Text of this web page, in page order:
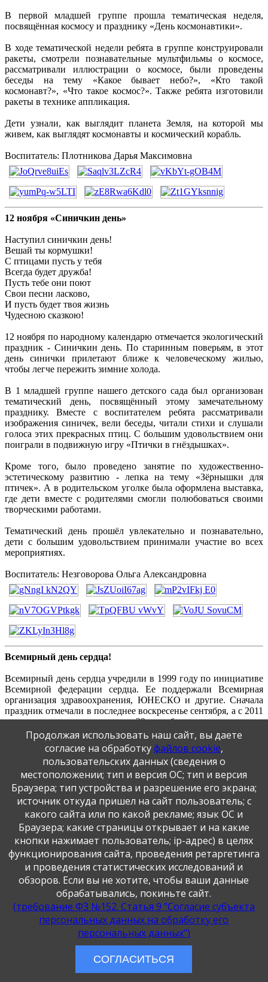
В первой младшей группе прошла тематическая неделя,
посвящённая космосу и празднику «День космонавтики».
В ходе тематической недели ребята в группе конструировали
ракеты, смотрели познавательные мультфильмы о космосе,
рассматривали иллюстрации о космосе, были проведены
беседы на тему «Какое бывает небо?», «Кто такой
космонавт?», «Что такое космос?». Также ребята изготовили
ракеты в технике аппликация.
Дети узнали, как выглядит планета Земля, на которой мы
живем, как выглядят космонавты и космический корабль.
Воспитатель: Плотникова Дарья Максимовна
12 ноября «Синичкин день»
Наступил синичкин день!
Вешай ты кормушки!
С птицами пусть у тебя
Всегда будет дружба!
Пусть тебе они поют
Свои песни ласково,
И пусть будет твоя жизнь
Чудесною сказкою!
12 ноября по народному календарю отмечается экологический
праздник - Синичкин день. По старинным поверьям, в этот
день синички прилетают ближе к человеческому жилью,
чтобы легче пережить зимние холода.
В 1 младшей группе нашего детского сада был организован
тематический день, посвящённый этому замечательному
празднику. Вместе с воспитателем ребята рассматривали
изображения синичек, вели беседы, читали стихи и слушали
голоса этих прекрасных птиц. С большим удовольствием они
поиграли в подвижную игру «Птички в гнёздышках».
Кроме того, было проведено занятие по художественно-
эстетическому развитию - лепка на тему «Зёрнышки для
птичек». А в родительском уголке была оформлена выставка,
где дети вместе с родителями смогли полюбоваться своими
творческими работами.
Тематический день прошёл увлекательно и познавательно,
дети с большим удовольствием принимали участие во всех
мероприятиях.
Воспитатель: Незговорова Ольга Александровна
Всемирный день сердца!
Всемирный день сердца учредили в 1999 году по инициативе
Всемирной федерации сердца. Ее поддержали Всемирная
организация здравоохранения, ЮНЕСКО и другие. Сначала
праздник отмечали в последнее воскресенье сентября, а с 2011
года установили другую дату – 29 сентября.
В рамках акции, посвященной Всемирному дню сердца, в
первой младшей группе прошла тематическая неделя. В
течение недели ребята большую часть времени уделяли
своему здоровью. Проводилась утренняя гимнастика,
физкультурные занятия, дыхательная гимнастика, прогулки.
Также ребята узнали, что внутри каждого человека есть
мотор, без которого невозможно жить, что называется этот
мотор - сердце. Размер сердца у каждого человека с его
кулачок, каждый ребенок определил размер своего сердечка.
Ребята слушали рассказ о том, что нужно кушать полезную
еду, а после кормили малыша полезными и вкусными
продуктами. В течение недели ребята с удовольствием
смотрели познавательные мультфильмы.
Совместно с родителями и детьми группы создано "Сердце
для жизни", на котором приклеены сердца с пожеланиями
здоровья. Также ребята изготовили ладошки с сердцами и
подарили их своим родителям.
Берегите себя и своё здоровье!
Воспитатель: Плотникова Дарья Максимовна
Продолжая использовать наш сайт, вы даете
согласие на обработкуфайлов cookie,
пользовательских данных (сведения о
местоположении; тип и версия ОС; тип и версия
Браузера; тип устройства и разрешение его экрана;
источник откуда пришел на сайт пользователь; с
какого сайта или по какой рекламе; язык ОС и
Браузера; какие страницы открывает и на какие
кнопки нажимает пользователь; ip-адрес) в целях
функционирования сайта, проведения ретаргетинга
и проведения статистических исследований и
обзоров. Если вы не хотите, чтобы ваши данные
обрабатывались, покиньте сайт.
(требование ФЗ №152. Статья 9 "Согласие субъекта
персональных данных на обработку его
персональных данных")
СОГЛАСИТЬСЯ